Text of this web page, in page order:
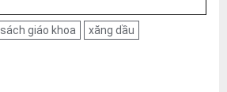
sách giáo khoa xăng dầu